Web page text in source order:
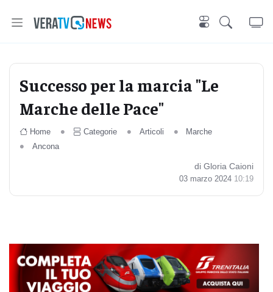
Successo per la marcia "Le
Marche delle Pace"
Home Categorie Articoli
Marche
Ancona
di Gloria Caioni
03 marzo 2024 10:19